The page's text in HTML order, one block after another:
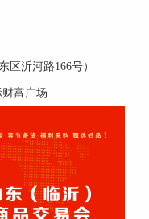
区沂河路166号）
富广场